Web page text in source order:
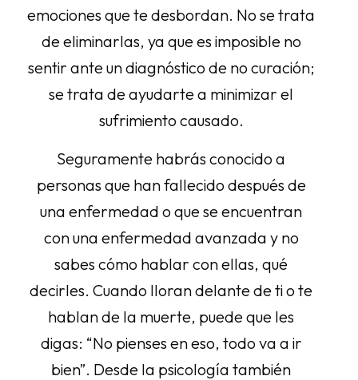
emociones que te desbordan. No se trata
de eliminarlas, ya que es imposible no
sentir ante un diagnóstico de no curación;
se trata de ayudarte a minimizar el
sufrimiento causado.
Seguramente habrás conocido a
personas que han fallecido después de
una enfermedad o que se encuentran
con una enfermedad avanzada y no
sabes cómo hablar con ellas, qué
decirles. Cuando lloran delante de ti o te
hablan de la muerte, puede que les
digas: “No pienses en eso, todo va a ir
bien”. Desde la psicología también